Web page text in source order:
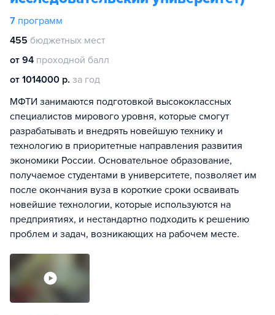
7 программ
455 бюджетных мест
от 94 проходной балл
от 1014000 р. за год
МФТИ занимаются подготовкой высококлассных
специалистов мирового уровня, которые смогут
разрабатывать и внедрять новейшую технику и
технологию в приоритетные направления развития
экономики России. Основательное образование,
получаемое студентами в университете, позволяет им
после окончания вуза в короткие сроки осваивать
новейшие технологии, которые используются на
предприятиях, и нестандартно подходить к решению
проблем и задач, возникающих на рабочем месте.